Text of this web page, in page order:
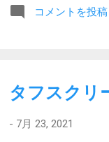
コメントを投稿
タフスクリ
- 7月 23, 2021